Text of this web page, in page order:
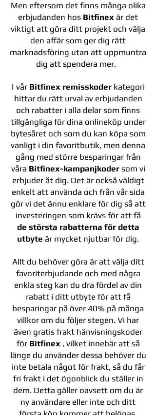
Men eftersom det finns många olika
erbjudanden hos Bitfinex är det
viktigt att göra ditt projekt och välja
den affär som ger dig rätt
marknadsföring utan att uppmuntra
dig att spendera mer.
I vår Bitfinex remisskoderkategori
hittar du rätt urval av erbjudanden
och rabatter i alla delar som finns
tillgängliga för dina onlineköp under
bytesåret och som du kan köpa som
vanligt i din favoritbutik, men denna
gång med större besparingar från
våra Bitfinex-kampanjkodersom vi
erbjuder åt dig. Det är också väldigt
enkelt att använda och från vår sida
gör vi det ännu enklare för dig så att
investeringen som krävs för att få
de största rabatterna för detta
utbyte är mycket njutbar för dig.
Allt du behöver göra är att välja ditt
favoriterbjudande och med några
enkla steg kan du dra fördel av din
rabatt i ditt utbyte för att få
besparingar på över 40% på många
villkor om du följer stegen. Vi har
även gratis frakt hänvisningskoder
för Bitfinex, vilket innebär att så
länge du använder dessa behöver du
inte betala något för frakt, så du får
fri frakt i det ögonblick du ställer in
dem. Detta gäller oavsett om du är
ny användare eller inte och ditt